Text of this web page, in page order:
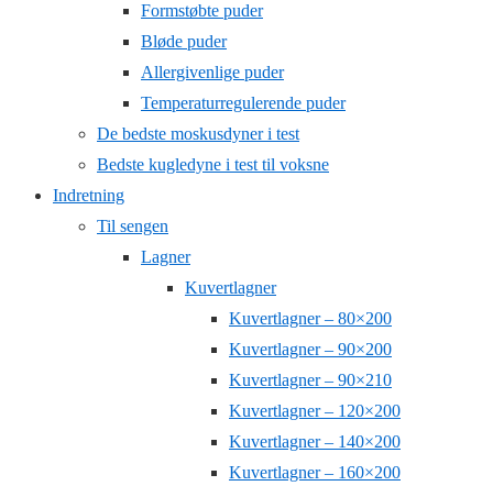
Formstøbte puder
Bløde puder
Allergivenlige puder
Temperaturregulerende puder
De bedste moskusdyner i test
Bedste kugledyne i test til voksne
Indretning
Til sengen
Lagner
Kuvertlagner
Kuvertlagner – 80×200
Kuvertlagner – 90×200
Kuvertlagner – 90×210
Kuvertlagner – 120×200
Kuvertlagner – 140×200
Kuvertlagner – 160×200